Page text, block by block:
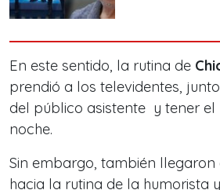
En este sentido, la rutina de
prendió a los televidentes,
del público asistente y tener
noche.
Sin embargo, también llegaron
hacia la rutina de la humorista